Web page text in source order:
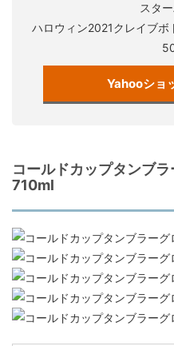
スタ
ハロウィン2021クレイブボ
Yahooショ
コールドカップタンブ
710ml